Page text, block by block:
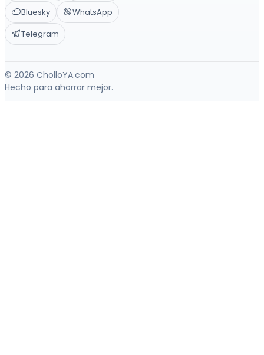
Bluesky
WhatsApp
Telegram
© 2026 CholloYA.com
Hecho para ahorrar mejor.